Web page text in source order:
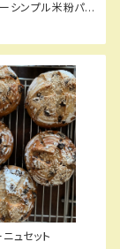
シンプル米粉パン
ュセット